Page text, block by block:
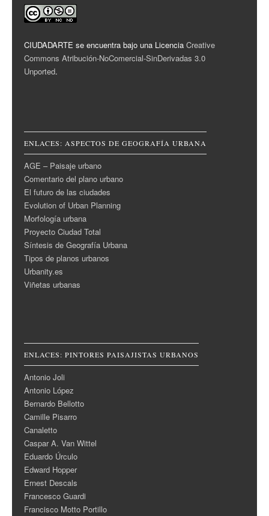
CIUDADARTE se encuentra bajo una Licencia Creative
Commons Atribución-NoComercial-SinDerivadas 3.0
Unported.
ENLACES: ASPECTOS DE GEOGRAFÍA URBANA
AGE – Paisaje urbano
Comentario del plano urbano
El futuro de las ciudades
Evolution of Urban Planning
Morfología urbana
Proyecto Ciudad Total
Síntesis de Geografía Urbana
Tipos de planos urbanos
Urbanity.es
Viñetas urbanas
ENLACES: PINTORES PAISAJISTAS URBANOS
Antonio Joli
Antonio López
Bernardo Bellotto
Camille Pisarro
Canaletto
Caspar A. Van Wittel
Eduardo Úrculo
Edward Hopper
Ernest Descals
Francesco Guardi
Francisco Motto Portillo